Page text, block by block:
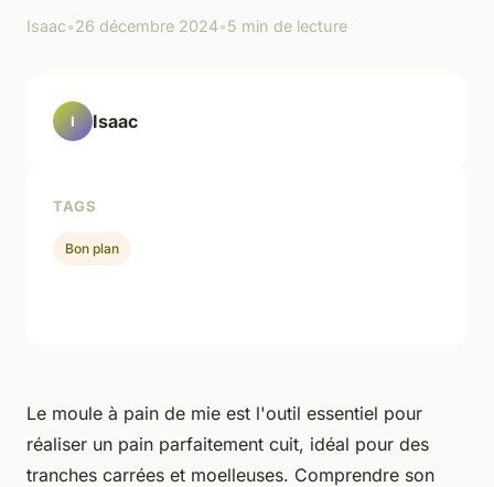
Isaac•26 décembre 2024•5 min de lecture
Le moule à pain de mie est l'outil essentiel pour
réaliser un pain parfaitement cuit, idéal pour des
tranches carrées et moelleuses. Comprendre son
I Isaac
TAGS
Bon plan